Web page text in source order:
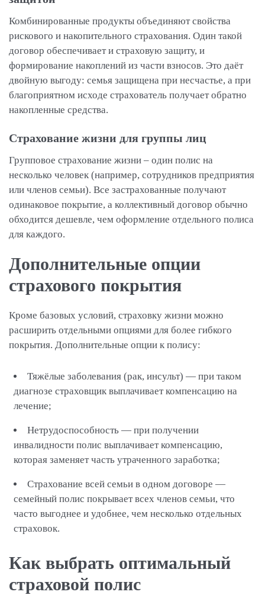
Комбинированные продукты объединяют свойства
рискового и накопительного страхования. Один такой
договор обеспечивает и страховую защиту, и
формирование накоплений из части взносов. Это даёт
двойную выгоду: семья защищена при несчастье, а при
благоприятном исходе страхователь получает обратно
накопленные средства.
Страхование жизни для группы лиц
Групповое страхование жизни – один полис на
несколько человек (например, сотрудников предприятия
или членов семьи). Все застрахованные получают
одинаковое покрытие, а коллективный договор обычно
обходится дешевле, чем оформление отдельного полиса
для каждого.
Дополнительные опции
страхового покрытия
Кроме базовых условий, страховку жизни можно
расширить отдельными опциями для более гибкого
покрытия. Дополнительные опции к полису:
Тяжёлые заболевания (рак, инсульт) — при таком
диагнозе страховщик выплачивает компенсацию на
лечение;
Нетрудоспособность — при получении
инвалидности полис выплачивает компенсацию,
которая заменяет часть утраченного заработка;
Страхование всей семьи в одном договоре —
семейный полис покрывает всех членов семьи, что
часто выгоднее и удобнее, чем несколько отдельных
страховок.
Как выбрать оптимальный
страховой полис